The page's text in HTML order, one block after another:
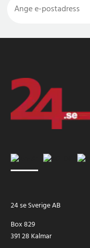
24 se Sverige AB
Box 829
391 28 Kalmar